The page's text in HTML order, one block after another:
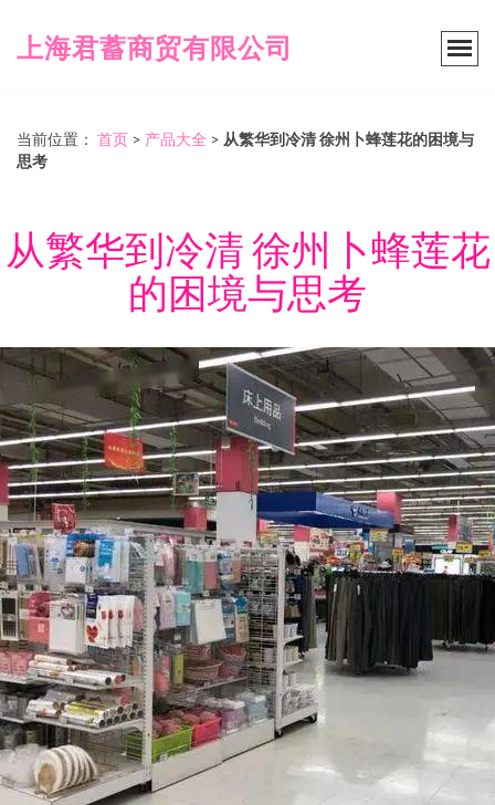
上海君蓄商贸有限公司
当前位置： 首页 > 产品大全 > 从繁华到冷清 徐州卜蜂莲花的困境与
思考
从繁华到冷清 徐州卜蜂莲花
的困境与思考